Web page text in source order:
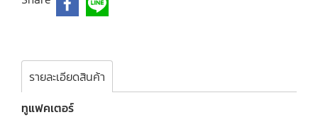
รายละเอียดสินค้า
ทูแฟคเตอร์